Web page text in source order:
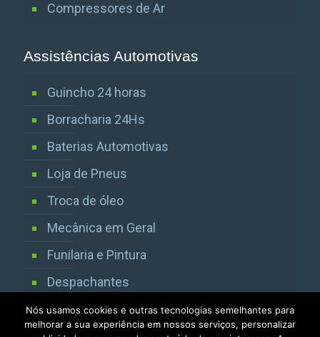
Compressores de Ar
Assistências Automotivas
Guincho 24 horas
Borracharia 24Hs
Baterias Automotivas
Loja de Pneus
Troca de óleo
Mecânica em Geral
Funilaria e Pintura
Despachantes
Vistorias Detran SP
Nós usamos cookies e outras tecnologias semelhantes para
melhorar a sua experiência em nossos serviços, personalizar